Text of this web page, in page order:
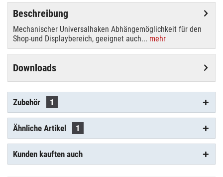
Beschreibung
Mechanischer Universalhaken Abhängemöglichkeit für den
Shop-und Displaybereich, geeignet auch... mehr
Downloads
Zubehör 1
Ähnliche Artikel 1
Kunden kauften auch